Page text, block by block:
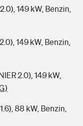
149 kW, Benzin,
149 kW, Benzin,
2.0), 149 kW,
88 kW, Benzin,